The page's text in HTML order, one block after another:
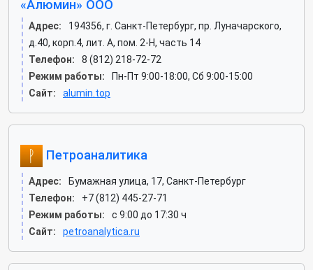
«Алюмин» ООО
Адрес:
194356, г. Санкт-Петербург, пр. Луначарского,
д.40, корп.4, лит. А, пом. 2-Н, часть 14
Телефон:
8 (812) 218-72-72
Режим работы:
Пн-Пт 9:00-18:00, Сб 9:00-15:00
Сайт:
alumin.top
Петроаналитика
Адрес:
Бумажная улица, 17, Санкт-Петербург
Телефон:
+7 (812) 445-27-71
Режим работы:
с 9:00 до 17:30 ч
Сайт:
petroanalytica.ru